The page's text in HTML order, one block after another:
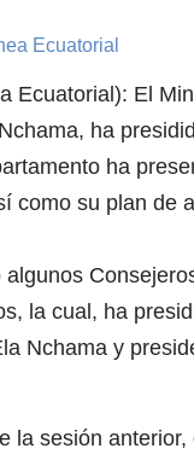
Ecuatorial
Ecuatorial): El
ha
ha
como su plan de
la cual, ha
Nchama y
la sesión